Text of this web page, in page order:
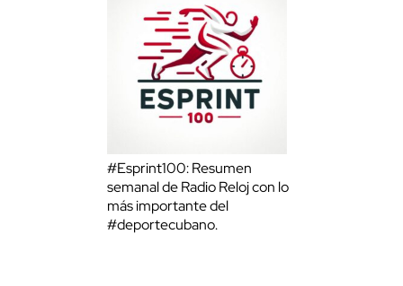
#Esprint100: Resumen
semanal de Radio Reloj con lo
más importante del
#deportecubano.